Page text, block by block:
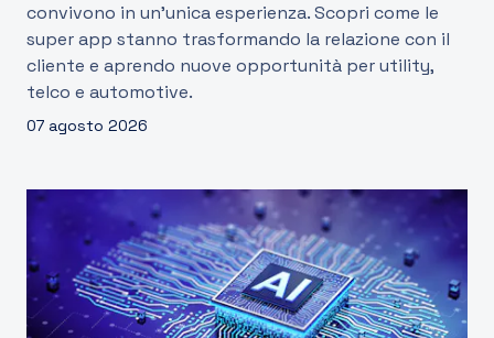
convivono in un’unica esperienza. Scopri come le
super app stanno trasformando la relazione con il
cliente e aprendo nuove opportunità per utility,
telco e automotive.
07 agosto 2026